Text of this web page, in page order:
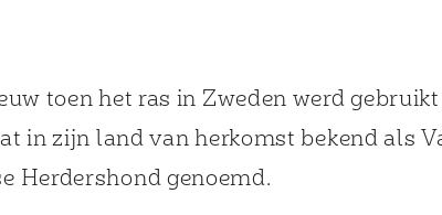
toen het ras in Zweden werd
in zijn land van herkomst bekend als
Herdershond genoemd.